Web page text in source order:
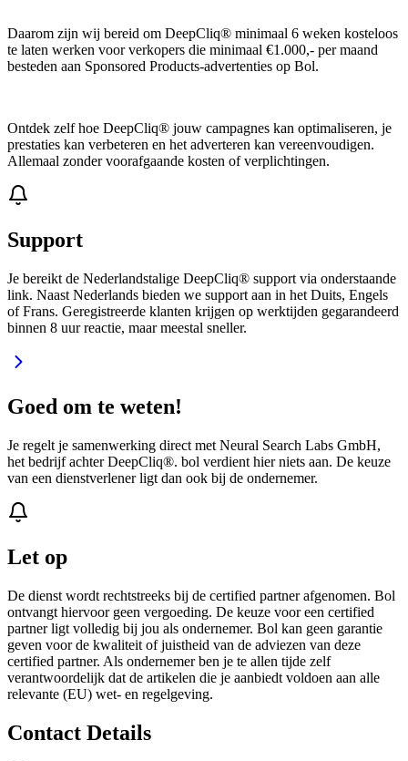
Daarom zijn wij bereid om DeepCliq® minimaal 6 weken kosteloos
te laten werken voor verkopers die minimaal €1.000,- per maand
besteden aan Sponsored Products-advertenties op Bol.
Ontdek zelf hoe DeepCliq® jouw campagnes kan optimaliseren, je
prestaties kan verbeteren en het adverteren kan vereenvoudigen.
Allemaal zonder voorafgaande kosten of verplichtingen.
Support
Je bereikt de Nederlandstalige DeepCliq® support via onderstaande
link. Naast Nederlands bieden we support aan in het Duits, Engels
of Frans. Geregistreerde klanten krijgen op werktijden gegarandeerd
binnen 8 uur reactie, maar meestal sneller.
Goed om te weten!
Je regelt je samenwerking direct met Neural Search Labs GmbH,
het bedrijf achter DeepCliq®. bol verdient hier niets aan. De keuze
van een dienstverlener ligt dan ook bij de ondernemer.
Let op
De dienst wordt rechtstreeks bij de certified partner afgenomen. Bol
ontvangt hiervoor geen vergoeding. De keuze voor een certified
partner ligt volledig bij jou als ondernemer. Bol kan geen garantie
geven voor de kwaliteit of juistheid van de adviezen van deze
certified partner. Als ondernemer ben je te allen tijde zelf
verantwoordelijk dat de artikelen die je aanbiedt voldoen aan alle
relevante (EU) wet- en regelgeving.
Contact Details